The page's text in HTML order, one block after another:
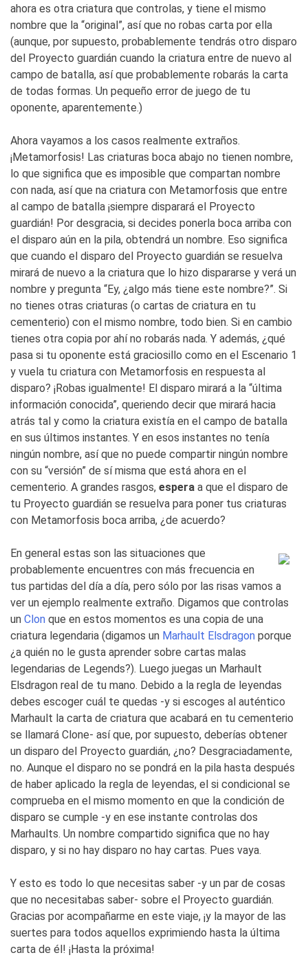
ahora es otra criatura que controlas, y tiene el mismo
nombre que la “original”, así que no robas carta por ella
(aunque, por supuesto, probablemente tendrás otro disparo
del Proyecto guardián cuando la criatura entre de nuevo al
campo de batalla, así que probablemente robarás la carta
de todas formas. Un pequeño error de juego de tu
oponente, aparentemente.)
Ahora vayamos a los casos realmente extraños.
¡Metamorfosis! Las criaturas boca abajo no tienen nombre,
lo que significa que es imposible que compartan nombre
con nada, así que na criatura con Metamorfosis que entre
al campo de batalla ¡siempre disparará el Proyecto
guardián! Por desgracia, si decides ponerla boca arriba con
el disparo aún en la pila, obtendrá un nombre. Eso significa
que cuando el disparo del Proyecto guardián se resuelva
mirará de nuevo a la criatura que lo hizo dispararse y verá un
nombre y pregunta “Ey, ¿algo más tiene este nombre?”. Si
no tienes otras criaturas (o cartas de criatura en tu
cementerio) con el mismo nombre, todo bien. Si en cambio
tienes otra copia por ahí no robarás nada. Y además, ¿qué
pasa si tu oponente está graciosillo como en el Escenario 1
y vuela tu criatura con Metamorfosis en respuesta al
disparo? ¡Robas igualmente! El disparo mirará a la “última
información conocida”, queriendo decir que mirará hacia
atrás tal y como la criatura existía en el campo de batalla
en sus últimos instantes. Y en esos instantes no tenía
ningún nombre, así que no puede compartir ningún nombre
con su “versión” de sí misma que está ahora en el
cementerio. A grandes rasgos, espera a que el disparo de
tu Proyecto guardián se resuelva para poner tus criaturas
con Metamorfosis boca arriba, ¿de acuerdo?
En general estas son las situaciones que
probablemente encuentres con más frecuencia en
tus partidas del día a día, pero sólo por las risas vamos a
ver un ejemplo realmente extraño. Digamos que controlas
un Clon que en estos momentos es una copia de una
criatura legendaria (digamos un Marhault Elsdragon porque
¿a quién no le gusta aprender sobre cartas malas
legendarias de Legends?). Luego juegas un Marhault
Elsdragon real de tu mano. Debido a la regla de leyendas
debes escoger cuál te quedas -y si escoges al auténtico
Marhault la carta de criatura que acabará en tu cementerio
se llamará Clone- así que, por supuesto, deberías obtener
un disparo del Proyecto guardián, ¿no? Desgraciadamente,
no. Aunque el disparo no se pondrá en la pila hasta después
de haber aplicado la regla de leyendas, el si condicional se
comprueba en el mismo momento en que la condición de
disparo se cumple -y en ese instante controlas dos
Marhaults. Un nombre compartido significa que no hay
disparo, y si no hay disparo no hay cartas. Pues vaya.
Y esto es todo lo que necesitas saber -y un par de cosas
que no necesitabas saber- sobre el Proyecto guardián.
Gracias por acompañarme en este viaje, ¡y la mayor de las
suertes para todos aquellos exprimiendo hasta la última
carta de él! ¡Hasta la próxima!